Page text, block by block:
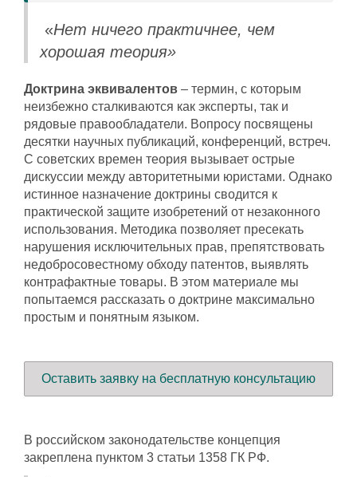
«Нет ничего практичнее, чем
хорошая теория»
Доктрина эквивалентов – термин, с которым
неизбежно сталкиваются как эксперты, так и
рядовые правообладатели. Вопросу посвящены
десятки научных публикаций, конференций, встреч.
С советских времен теория вызывает острые
дискуссии между авторитетными юристами. Однако
истинное назначение доктрины сводится к
практической защите изобретений от незаконного
использования. Методика позволяет пресекать
нарушения исключительных прав, препятствовать
недобросовестному обходу патентов, выявлять
контрафактные товары. В этом материале мы
попытаемся рассказать о доктрине максимально
простым и понятным языком.
Оставить заявку на бесплатную консультацию
В российском законодательстве концепция
закреплена пунктом 3 статьи 1358 ГК РФ.